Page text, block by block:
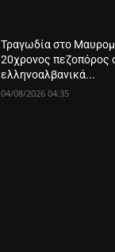
Τραγωδία στο
20χρονος πεζοπόρος
ελληνοαλβανικά...
04/08/2026 04:35